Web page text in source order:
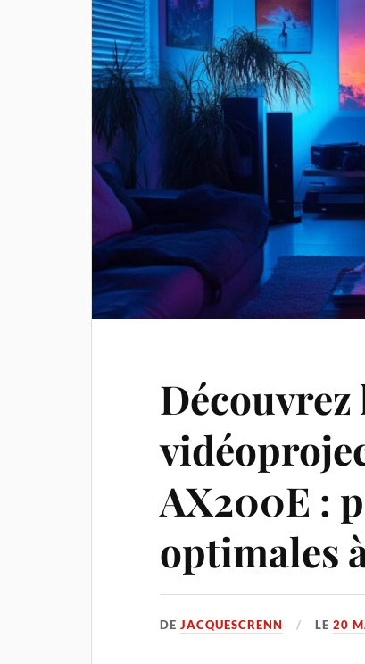
AX200E :
optimales
DEJACQUESCRENN LE20